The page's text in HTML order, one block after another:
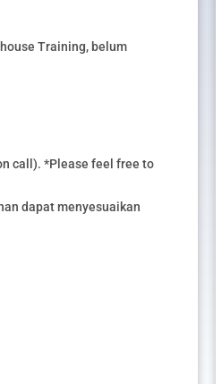
Training, belum
call). *Please feel free to
dapat menyesuaikan